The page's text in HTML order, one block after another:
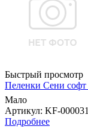
Быстрый просмотр
Пеленки Сени
Мало
Артикул: KF-
Подробнее